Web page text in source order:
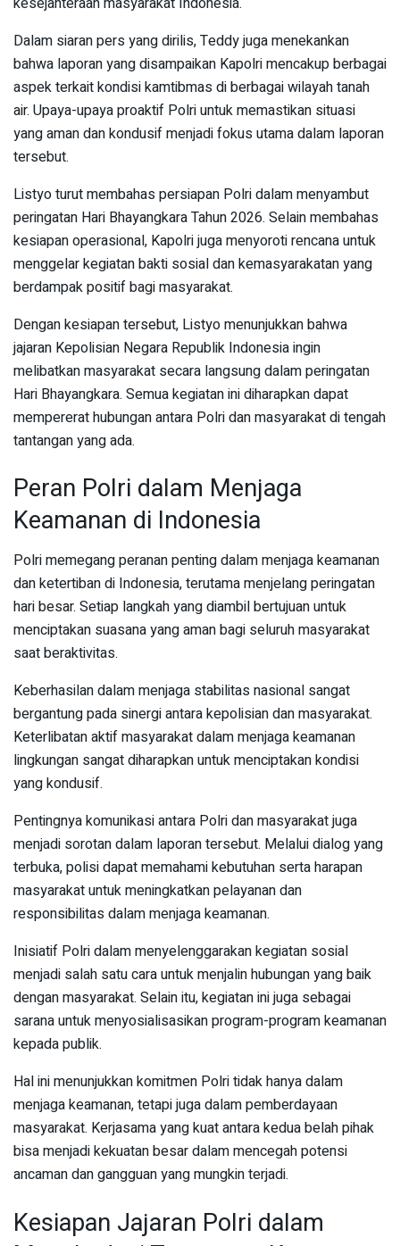
Dalam siaran pers yang dirilis, Teddy juga menekankan
bahwa laporan yang disampaikan Kapolri mencakup berbagai
aspek terkait kondisi kamtibmas di berbagai wilayah tanah
air. Upaya-upaya proaktif Polri untuk memastikan situasi
yang aman dan kondusif menjadi fokus utama dalam laporan
tersebut.
Listyo turut membahas persiapan Polri dalam menyambut
peringatan Hari Bhayangkara Tahun 2026. Selain membahas
kesiapan operasional, Kapolri juga menyoroti rencana untuk
menggelar kegiatan bakti sosial dan kemasyarakatan yang
berdampak positif bagi masyarakat.
Dengan kesiapan tersebut, Listyo menunjukkan bahwa
jajaran Kepolisian Negara Republik Indonesia ingin
melibatkan masyarakat secara langsung dalam peringatan
Hari Bhayangkara. Semua kegiatan ini diharapkan dapat
mempererat hubungan antara Polri dan masyarakat di tengah
tantangan yang ada.
Peran Polri dalam Menjaga
Keamanan di Indonesia
Polri memegang peranan penting dalam menjaga keamanan
dan ketertiban di Indonesia, terutama menjelang peringatan
hari besar. Setiap langkah yang diambil bertujuan untuk
menciptakan suasana yang aman bagi seluruh masyarakat
saat beraktivitas.
Keberhasilan dalam menjaga stabilitas nasional sangat
bergantung pada sinergi antara kepolisian dan masyarakat.
Keterlibatan aktif masyarakat dalam menjaga keamanan
lingkungan sangat diharapkan untuk menciptakan kondisi
yang kondusif.
Pentingnya komunikasi antara Polri dan masyarakat juga
menjadi sorotan dalam laporan tersebut. Melalui dialog yang
terbuka, polisi dapat memahami kebutuhan serta harapan
masyarakat untuk meningkatkan pelayanan dan
responsibilitas dalam menjaga keamanan.
Inisiatif Polri dalam menyelenggarakan kegiatan sosial
menjadi salah satu cara untuk menjalin hubungan yang baik
dengan masyarakat. Selain itu, kegiatan ini juga sebagai
sarana untuk menyosialisasikan program-program keamanan
kepada publik.
Hal ini menunjukkan komitmen Polri tidak hanya dalam
menjaga keamanan, tetapi juga dalam pemberdayaan
masyarakat. Kerjasama yang kuat antara kedua belah pihak
bisa menjadi kekuatan besar dalam mencegah potensi
ancaman dan gangguan yang mungkin terjadi.
Kesiapan Jajaran Polri dalam